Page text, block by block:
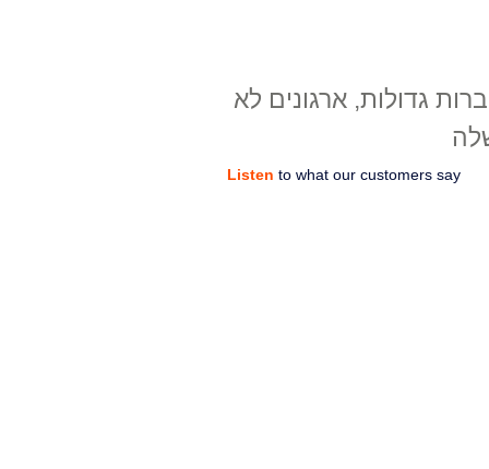
גדולות, ארגונים לא
Listen to what our customers say